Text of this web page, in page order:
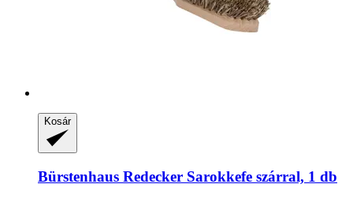
Kosár
Bürstenhaus Redecker Sarokkefe szárral, 1 db